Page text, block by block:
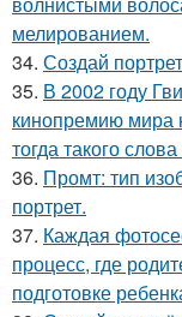
мелированием.
34. Создай
35. В 2002 году
кинопремию мира
тогда такого
36. Промт: тип
портрет.
37. Каждая
процесс, где
подготовке